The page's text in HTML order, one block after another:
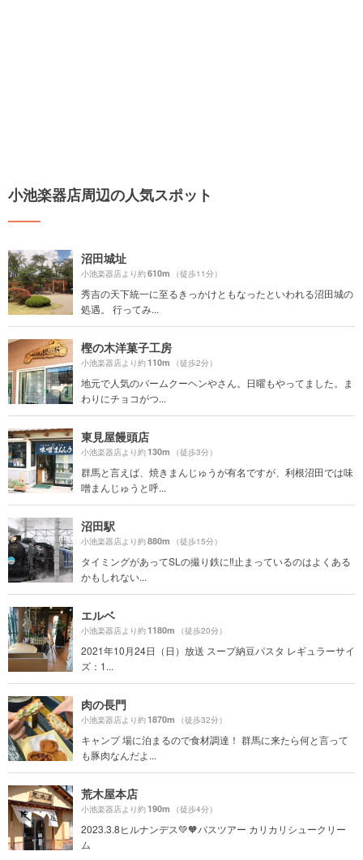
小池楽器店周辺の人気スポット
沼田城址
小池楽器店より約610m （徒歩11分）
秀吉の天下統一に至るきっかけともなったといわれる沼田城の
処遇。 行ってみ...
樫の木洋菓子工房
小池楽器店より約110m （徒歩2分）
地元で人気のバームクーヘンやさん。日曜もやってました。ま
わりにチョコがつ...
東見屋饅頭店
小池楽器店より約130m （徒歩3分）
群馬と言えば、焼きまんじゅうが有名ですが、利根沼田では味
噌まんじゅうと呼...
沼田駅
小池楽器店より約880m （徒歩15分）
タイミングがあってSLの撮り鉄に‼︎止まっているのはよくある
かもしれない...
エルベ
小池楽器店より約1180m （徒歩20分）
2021年10月24日（日）放送 スープ納豆パスタ レギュラーサイ
ズ：1...
肉の長門
小池楽器店より約1870m （徒歩32分）
キャンプ 場に泊まるので食材調達！ 群馬に来たら何と言って
も豚肉なんだよ...
荒木屋本店
小池楽器店より約190m （徒歩4分）
2023.3.8ヒルナンデス💚🧡バスツアー カリカリシュークリー
ム